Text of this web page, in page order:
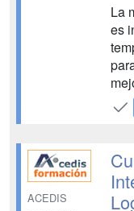
La
es
ACEDIS